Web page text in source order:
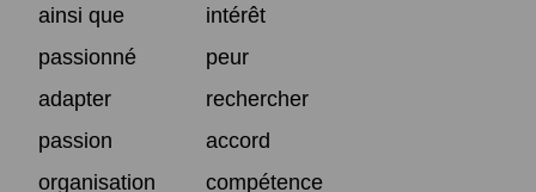
ainsi que
intérêt
passionné
peur
adapter
rechercher
passion
accord
organisation
compétence